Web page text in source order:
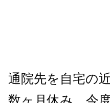
通院先を自宅の